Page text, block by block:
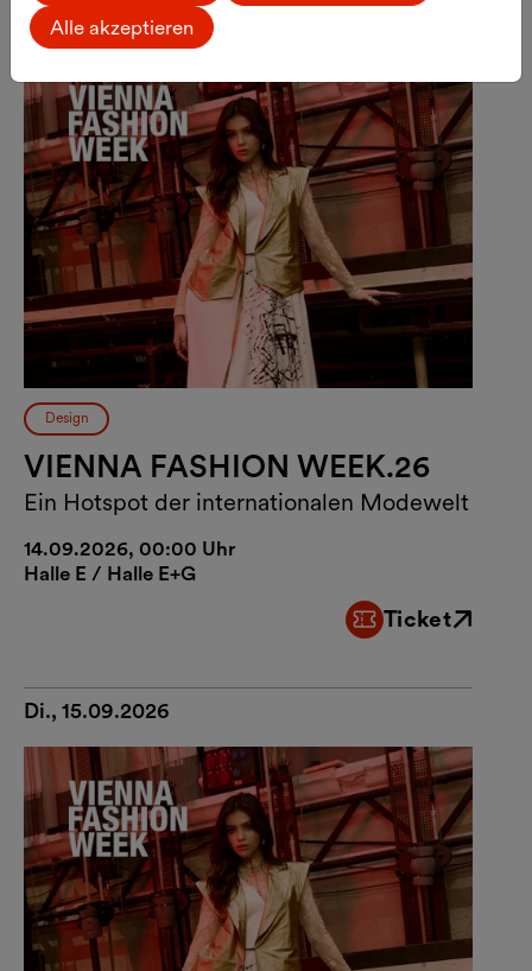
Mo., 14.09.2026
Design
VIENNA FASHION WEEK.26
Ein Hotspot der internationalen Modewelt
14.09.2026, 00:00 Uhr
Halle E / Halle E+G
Ticket
Externer Link
Di., 15.09.2026
Alle akzeptieren